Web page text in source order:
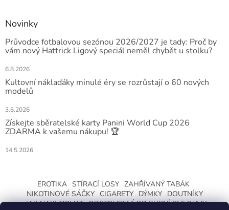
Novinky
Průvodce fotbalovou sezónou 2026/2027 je tady: Proč by
vám nový Hattrick Ligový speciál neměl chybět u stolku?
6.8.2026
Kultovní náklaďáky minulé éry se rozrůstají o 60 nových
modelů
3.6.2026
Získejte sběratelské karty Panini World Cup 2026
ZDARMA k vašemu nákupu! 🏆
14.5.2026
EROTIKA STÍRACÍ LOSY ZAHŘÍVANÝ TABÁK
NIKOTINOVÉ SÁČKY CIGARETY DÝMKY
DOUTNÍKY
JAK NAKUPOVAT ODSTOUPENÍ OD KUPNÍ SMLOUVY